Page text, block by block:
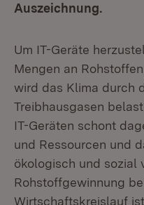
Auszeichnung.
Um IT-Geräte
Mengen an
wird das Klima durch
Treibhausgasen
IT-Geräten schont
und Ressourcen und
ökologisch und sozial
Rohstoffgewinnung
Wirtschaftskreislauf